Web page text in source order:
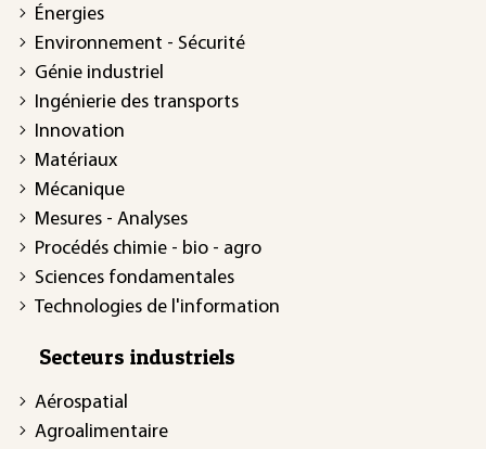
Énergies
Environnement - Sécurité
Génie industriel
Ingénierie des transports
Innovation
Matériaux
Mécanique
Mesures - Analyses
Procédés chimie - bio - agro
Sciences fondamentales
Technologies de l'information
Secteurs industriels
Aérospatial
Agroalimentaire